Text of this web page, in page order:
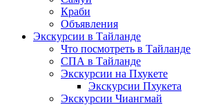
Краби
Объявления
Экскурсии в Тайланде
Что посмотреть в Тайланде
СПА в Тайланде
Экскурсии на Пхукете
Экскурсии Пхукета
Экскурсии Чиангмай